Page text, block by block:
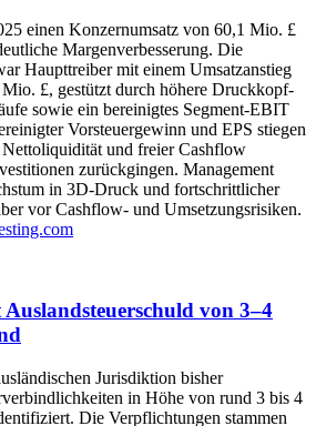
einen Konzernumsatz von 60,1 Mio. £
Margenverbesserung. Die
Haupttreiber mit einem Umsatzanstieg
£, gestützt durch höhere Druckkopf-
sowie ein bereinigtes Segment-EBIT
Vorsteuergewinn und EPS stiegen
und freier Cashflow
zurückgingen. Management
in 3D-Druck und fortschrittlicher
vor Cashflow- und Umsetzungsrisiken.
von 3–4
Jurisdiktion bisher
in Höhe von rund 3 bis 4
Die Verpflichtungen stammen